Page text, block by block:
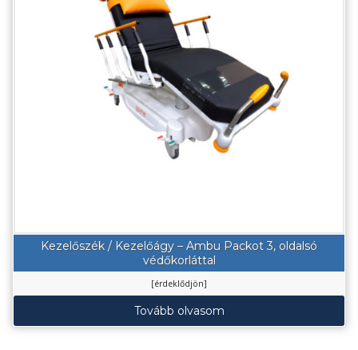
Kezelőszék / Kezelőágy – Ambu Packot 3, oldalsó
védőkorláttal
[érdeklődjön]
Tovább olvasom